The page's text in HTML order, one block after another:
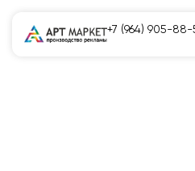
+7 (964) 905-88-